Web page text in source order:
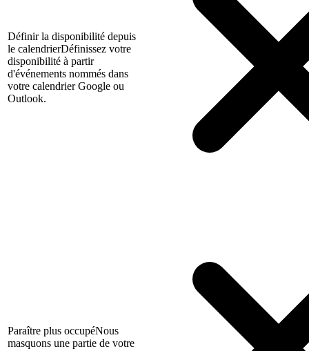
Définir la disponibilité depuis
le calendrierDéfinissez votre
disponibilité à partir
d'événements nommés dans
votre calendrier Google ou
Outlook.
Paraître plus occupéNous
masquons une partie de votre